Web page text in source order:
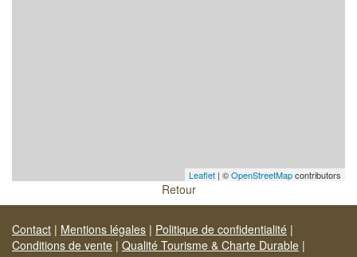
Leaflet | ©OpenStreetMapcontributors
Retour
Contact | Mentions légales | Politique de confidentialité |
Conditions de vente | Qualité Tourisme & Charte Durable |